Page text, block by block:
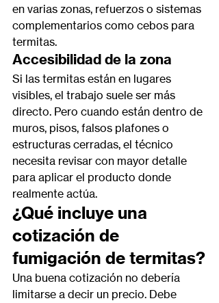
en varias zonas, refuerzos o sistemas
complementarios como cebos para
termitas.
Accesibilidad de la zona
Si las termitas están en lugares
visibles, el trabajo suele ser más
directo. Pero cuando están dentro de
muros, pisos, falsos plafones o
estructuras cerradas, el técnico
necesita revisar con mayor detalle
para aplicar el producto donde
realmente actúa.
¿Qué incluye una
cotización de
fumigación de termitas?
Una buena cotización no debería
limitarse a decir un precio. Debe